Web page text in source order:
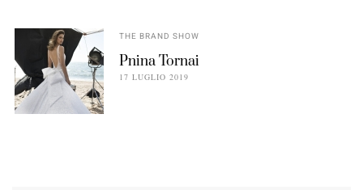
THE BRAND SHOW
Pnina Tornai
17 LUGLIO 2019